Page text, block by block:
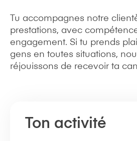
Tu accompagnes notre
prestations, avec
engagement. Si tu prends
gens en toutes situations,
réjouissons de recevoir ta
Ton activité